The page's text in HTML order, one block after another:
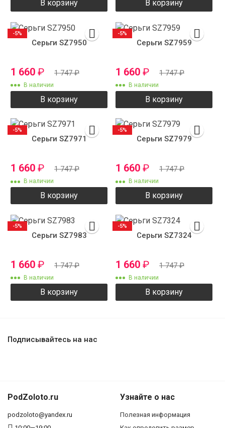
В корзину В корзину
Серьги SZ7950
1 660 ₽ 1 747₽
В наличии
В корзину
-5%
Серьги SZ7959
1 660 ₽ 1 747₽
В наличии
В корзину
-5%
Серьги SZ7971
1 660 ₽ 1 747₽
В наличии
В корзину
-5%
Серьги SZ7979
1 660 ₽ 1 747₽
В наличии
В корзину
-5%
Серьги SZ7983
1 660 ₽ 1 747₽
В наличии
В корзину
-5%
Серьги SZ7324
1 660 ₽ 1 747₽
В наличии
В корзину
-5%
Подписывайтесь на нас
PodZoloto.ru
podzoloto@yandex.ru
Узнайте о нас
Полезная информация